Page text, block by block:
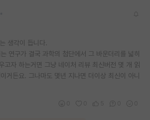
생각이 듭니다.
연구가 결국 과학의 첨단에서 그 바운더리를 넓히
고자 하는거면 그냥 네이처 리뷰 최신버전 몇 개 읽
거든요. 그나마도 몇년 지나면 더이상 최신이 아니